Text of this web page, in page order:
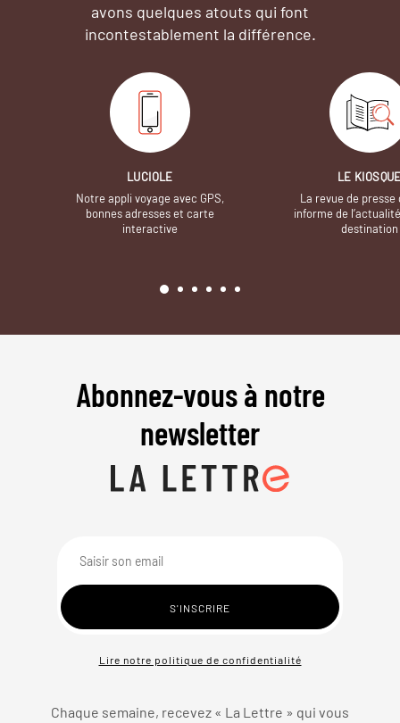
avons quelques atouts qui font
incontestablement la différence.
LUCIOLE
Notre appli voyage avec GPS,
bonnes adresses et carte
interactive
LE
La revue de presse
informe de
destination
Abonnez-vous à notre
newsletter
Lire notre politique de confidentialité
Chaque semaine, recevez « La Lettre » qui vous